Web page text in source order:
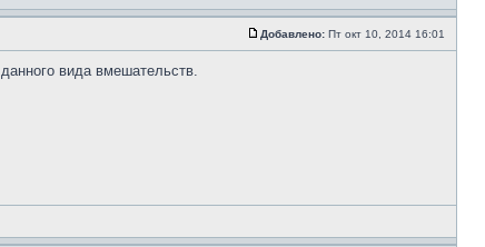
Добавлено: Пт окт 10, 2014 16:01
вида вмешательств.